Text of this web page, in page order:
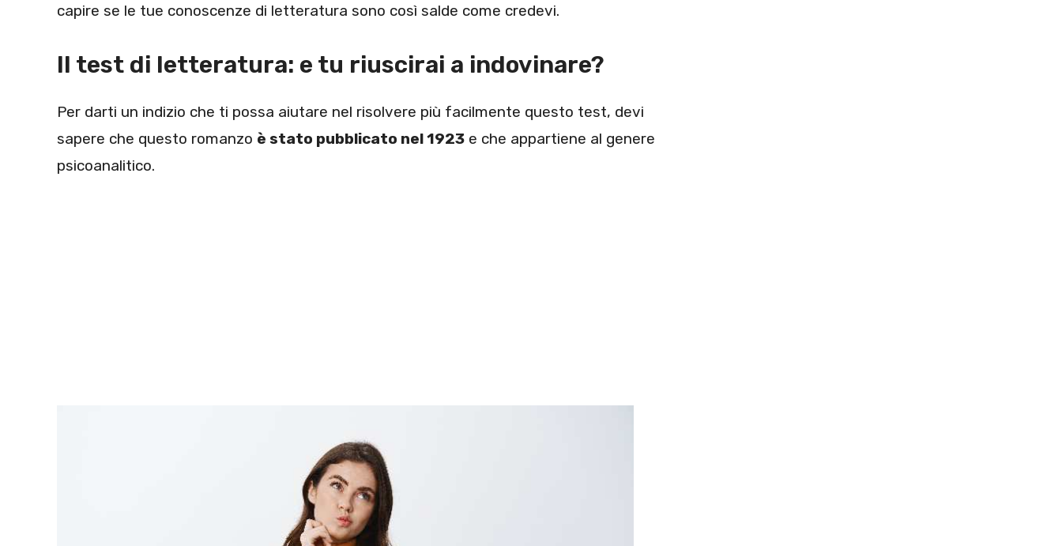
capire se le tue conoscenze di letteratura sono così salde come credevi.
Il test di letteratura: e tu riuscirai a indovinare?
Per darti un indizio che ti possa aiutare nel risolvere più facilmente questo test, devi
sapere che questo romanzo è stato pubblicato nel 1923 e che appartiene al genere
psicoanalitico.